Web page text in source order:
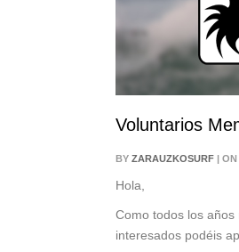
Voluntarios
BY ZARAUZKOSURF |
Hola,
Como todos los
interesados podéis